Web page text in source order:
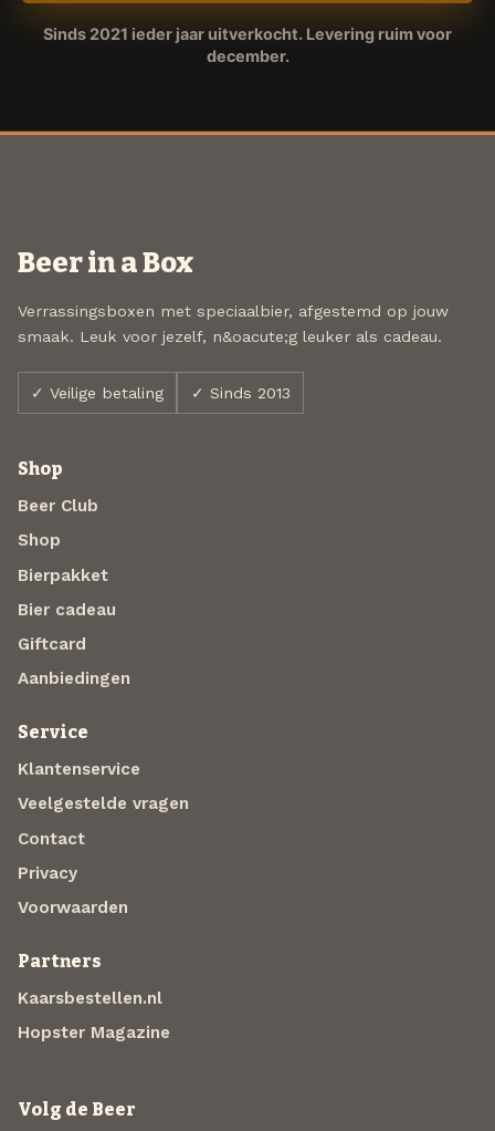
Sinds 2021 ieder jaar uitverkocht. Levering ruim voor
december.
Beer in a Box
Verrassingsboxen met speciaalbier, afgestemd op jouw
smaak. Leuk voor jezelf, n&oacute;g leuker als cadeau.
✓ Veilige betaling ✓ Sinds 2013
Shop
Beer Club
Shop
Bierpakket
Bier cadeau
Giftcard
Aanbiedingen
Service
Klantenservice
Veelgestelde vragen
Contact
Privacy
Voorwaarden
Partners
Kaarsbestellen.nl
Hopster Magazine
Volg de Beer